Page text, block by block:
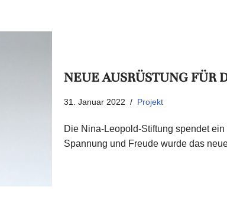
NEUE AUSRÜSTUNG FÜR
31. Januar 2022 Projekt
Die Nina-Leopold-Stiftung spendet
Spannung und Freude wurde das